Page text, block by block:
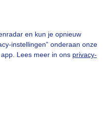
en kun je opnieuw
instellingen” onderaan onze
Lees meer in ons privacy-